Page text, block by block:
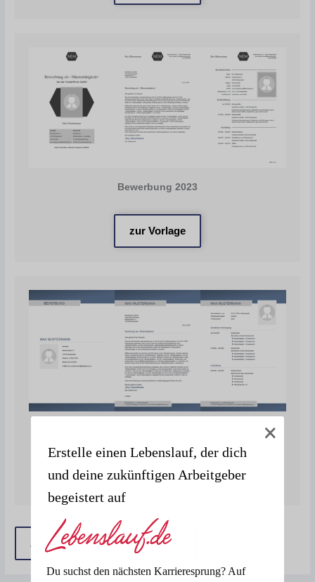
Bewerbung 2023
zur Vorlage
zur Vorlage
Zurück zur Vorlagen-Übersicht
Erstelle einen Lebenslauf, der dich
und deine zukünftigen Arbeitgeber
begeistert auf
Du suchst den nächsten Karrieresprung? Auf